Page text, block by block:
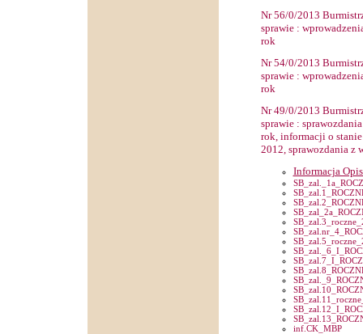
Nr56/0/2013
sprawie:
rok
Nr54/0/2013
sprawie:
rok
Nr49/0/2013
sprawie: spra
rok, informacji o
2012, sprawozdania z
Informacja
inf.CK_MBP